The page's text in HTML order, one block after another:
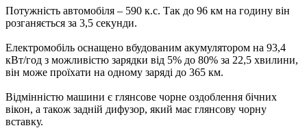
Потужність автомобіля – 590 к.с. Так до 96 км на годину він
розганяється за 3,5 секунди.
Електромобіль оснащено вбудованим акумулятором на 93,4
кВт/год з можливістю зарядки від 5% до 80% за 22,5 хвилини,
він може проїхати на одному заряді до 365 км.
Відмінністю машини є глянсове чорне оздоблення бічних
вікон, а також задній дифузор, який має глянсову чорну
вставку.